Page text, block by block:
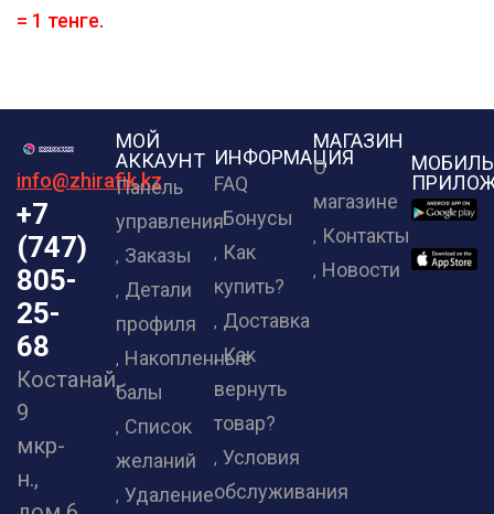
= 1 тенге.
info@zhirafik.kz
+7
(747)
805-
25-
68
Костанай,
9
мкр-
н.,
МОЙ
АККАУНТ
Панель
управления
Заказы
Детали
профиля
Накопленные
балы
Список
желаний
Удаление
ИНФОРМАЦИЯ
FAQ
Бонусы
Как
купить?
Доставка
Как
вернуть
товар?
Условия
обслуживания
МАГАЗИН
О
магазине
Контакты
Новости